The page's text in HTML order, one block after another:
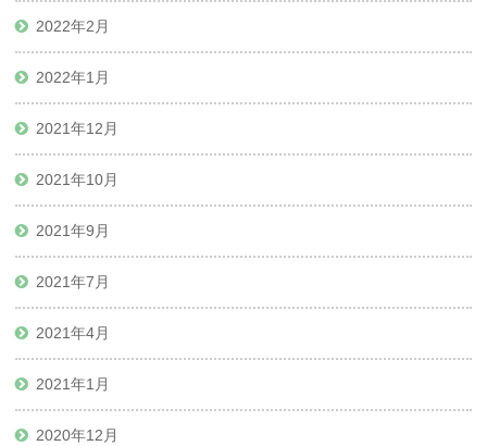
2022年2月
2022年1月
2021年12月
2021年10月
2021年9月
2021年7月
2021年4月
2021年1月
2020年12月